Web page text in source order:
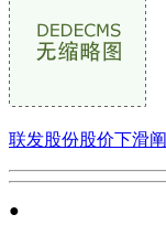
联发股份股价下滑
●